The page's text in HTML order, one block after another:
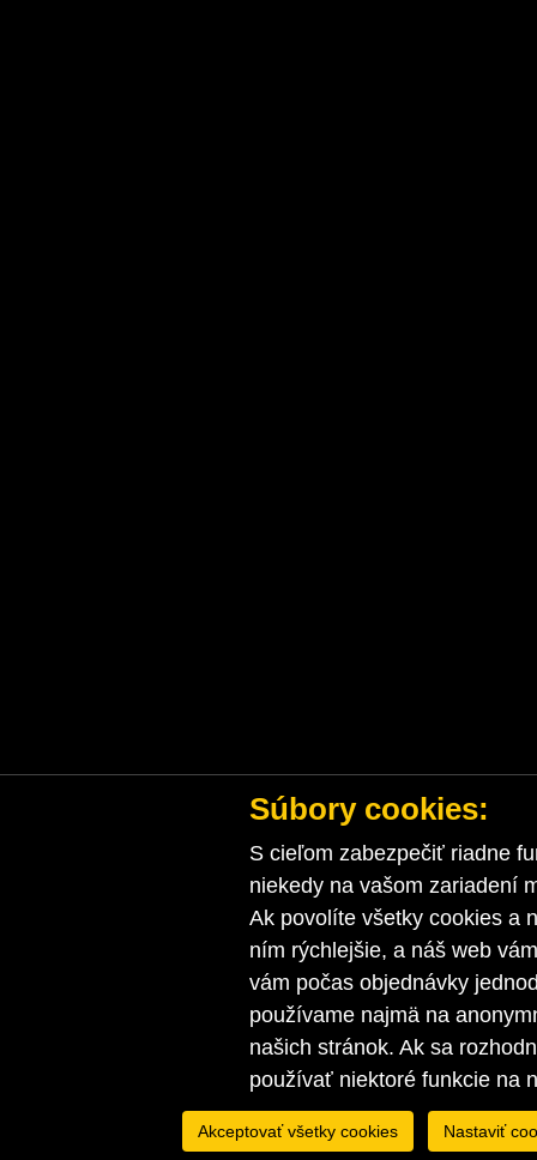
Súbory cookies:
S cieľom zabezpečiť riadne
niekedy na vašom zariadení
Ak povolíte všetky cookies a
ním rýchlejšie, a náš web
vám počas objednávky
používame najmä na
našich stránok. Ak sa
používať niektoré funkcie na
Akceptovať všetky cookies Nastaviť